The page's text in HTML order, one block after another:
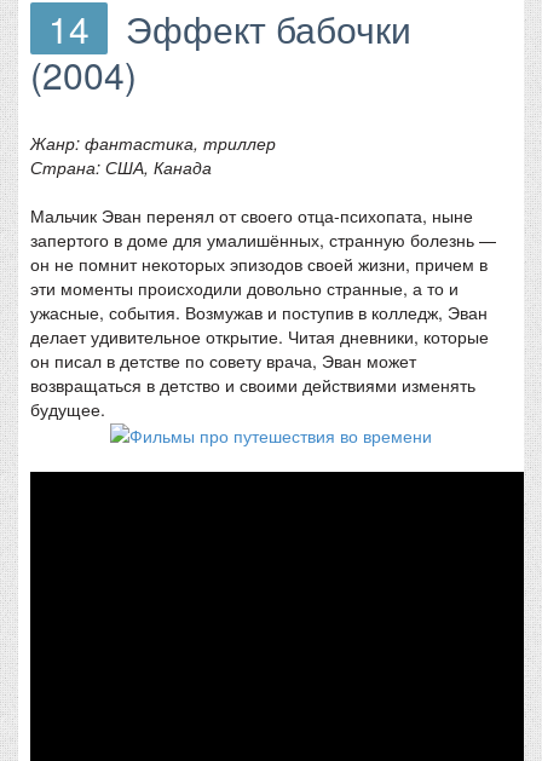
14
Эффект бабочки
(2004)
Жанр: фантастика, триллер
Страна: США, Канада
Мальчик Эван перенял от своего отца-психопата, ныне
запертого в доме для умалишённых, странную болезнь —
он не помнит некоторых эпизодов своей жизни, причем в
эти моменты происходили довольно странные, а то и
ужасные, события. Возмужав и поступив в колледж, Эван
делает удивительное открытие. Читая дневники, которые
он писал в детстве по совету врача, Эван может
возвращаться в детство и своими действиями изменять
будущее.